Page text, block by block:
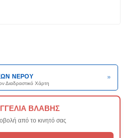
ΝΕΡΟΥ
Διαδραστικό Χάρτη
»
ΒΛΑΒΗΣ
από το κινητό σας